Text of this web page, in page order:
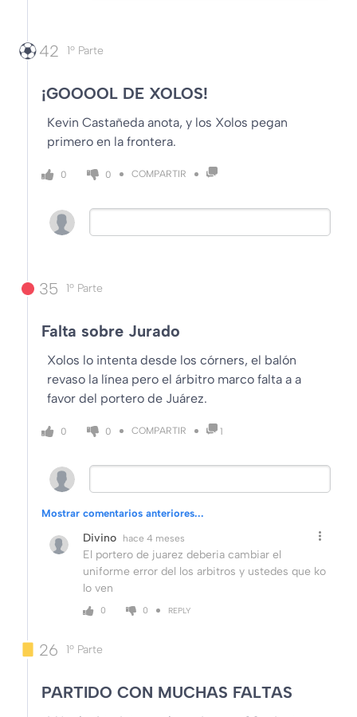
42 1º Parte
¡GOOOOL DE XOLOS!
Kevin Castañeda anota, y los Xolos pegan
primero en la frontera.
0 0 COMPARTIR
35 1º Parte
Falta sobre Jurado
Xolos lo intenta desde los córners, el balón
revaso la línea pero el árbitro marco falta a a
favor del portero de Juárez.
0 0 COMPARTIR 1
Mostrar comentarios anteriores...
Divino hace 4 meses
El portero de juarez deberia cambiar el
uniforme error del los arbitros y ustedes que ko
lo ven
0 0 REPLY
26 1º Parte
PARTIDO CON MUCHAS FALTAS